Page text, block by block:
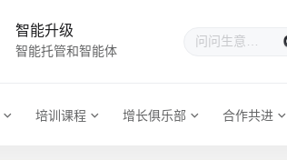
智能升级
智能托管和智能体
培训课程 增长俱乐部 合作共进